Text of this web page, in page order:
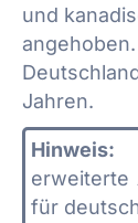
und
Jahren.
Hinweis:
erweiterte
für